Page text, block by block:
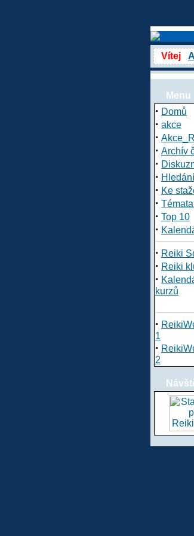
Vítej
Menu
· Domů
· akce
·
· Archív
·
· Hledání
· Ke
·
· Top 10
·
· Reiki
· Reiki
·
kurzů
·
1
·
2